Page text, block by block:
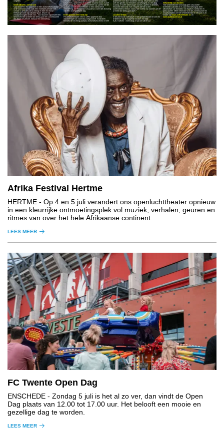
vergeten.
Geen vakantie, wel circus!
Voor kinderen die opgroeien in een asielzoekerscentrum
is de zomervakantie vaak een moeilijke periode. De
school is gesloten, er is weinig te doen en terwijl
leeftijdsgenoten op vakantie gaan, blijven zij
noodgedwongen in het AZC. Juist daarom organiseert het
Wolkentheater al meer dan dertig jaar een zomertournee
die draait om plezier, fantasie en ontmoeting.
creatieve circusworkshops waarin zij leren jongleren,
balanceren, goochelen en acteren. Daarna staan zij niet
langer langs de zijlijn, maar schitteren zij samen met de
acteurs van het Wolkentheater in een interactieve
voorstelling. De feestelijke circusdisco vormt de afsluiting
van een onvergetelijke dag.
Even gewoon weer kind zijn
Het Wolkentheater werd in 1993 opgericht door
vluchtelingen uit voormalig Joegoslavië. Sindsdien
bezoekt de stichting jaarlijks asielzoekerscentra in heel
problemen van deze kinderen niet op. Maar het kan hen
wel iets geven wat minstens zo belangrijk is: een dag
waarop ze weer onbevangen lachen, spelen en dromen.
Wanneer een kind even vergeet dat het in een
asielzoekerscentrum woont, dan weten wij waarom we dit
al meer dan dertig jaar doen."
Locaties en data
In de provincie Overijssel is het Wolkentheater te zien en
te beleven op de volgende locaties en data:
AZC Dalfsen - woensdag 22 juli om 16:00 uur
Afhankelijk van donaties
Het Wolkentheater ontvangt geen structurele
overheidssubsidie en is voor een belangrijk deel
afhankelijk van donaties van fondsen, bedrijven en
particulieren. Meer informatie over de zomertournee en
mogelijkheden om het Wolkentheater te steunen is te
vinden opwww.wolkentheater.nl. en
www.autobouwman.nl
Afrika Festival Hertme
HERTME - Op 4 en 5 juli verandert ons openluchttheater opnieuw
in een kleurrijke ontmoetingsplek vol muziek, verhalen, geuren en
ritmes van over het hele Afrikaanse continent.
LEES MEER
FC Twente Open Dag
ENSCHEDE - Zondag 5 juli is het al zo ver, dan vindt de Open
Dag plaats van 12.00 tot 17.00 uur. Het belooft een mooie en
gezellige dag te worden.
LEES MEER